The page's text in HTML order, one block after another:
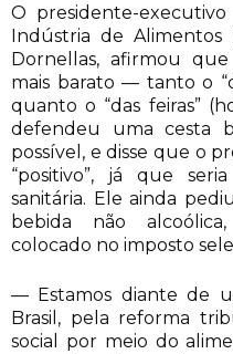
O presidente-executivo
Indústria de Alimentos
Dornellas, afirmou
mais barato — tanto o
quanto o “das feiras”
defendeu uma cesta
possível, e disse que o
“positivo”, já que
sanitária. Ele ainda
bebida não
colocado no imposto
— Estamos diante de
Brasil, pela reforma
social por meio do